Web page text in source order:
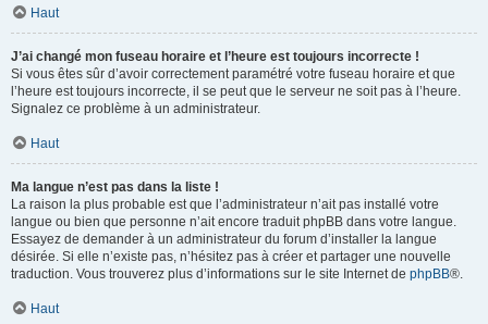
Haut
J’ai changé mon fuseau horaire et l’heure est toujours incorrecte !
Si vous êtes sûr d’avoir correctement paramétré votre fuseau horaire et que
l’heure est toujours incorrecte, il se peut que le serveur ne soit pas à l’heure.
Signalez ce problème à un administrateur.
Haut
Ma langue n’est pas dans la liste !
La raison la plus probable est que l’administrateur n’ait pas installé votre
langue ou bien que personne n’ait encore traduit phpBB dans votre langue.
Essayez de demander à un administrateur du forum d’installer la langue
désirée. Si elle n’existe pas, n’hésitez pas à créer et partager une nouvelle
traduction. Vous trouverez plus d’informations sur le site Internet de phpBB®.
Haut